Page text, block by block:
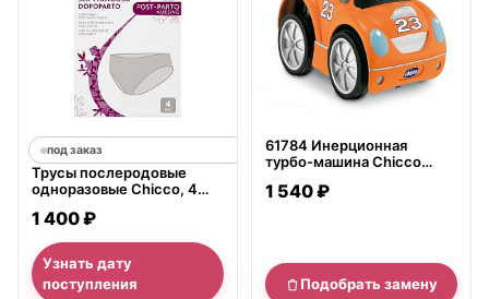
под заказ
Трусы послеродовые
одноразовые Chicco, 4
1 400 ₽
Узнать дату
поступления
61784 Инерционная
турбо-машина Chicco
1 540 ₽
Подобрать замену